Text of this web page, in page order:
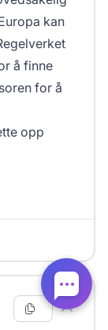
kan
å finne
for å
opp